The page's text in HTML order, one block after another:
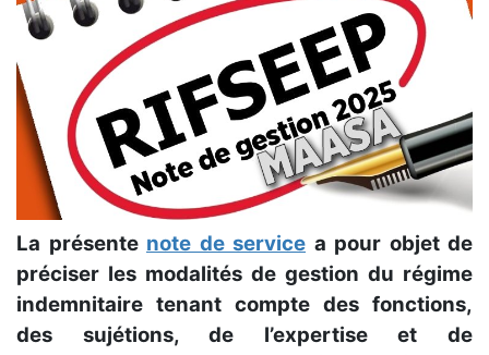
La présente note de service a pour objet de
préciser les modalités de gestion du régime
indemnitaire tenant compte des fonctions,
des sujétions, de l’expertise et de